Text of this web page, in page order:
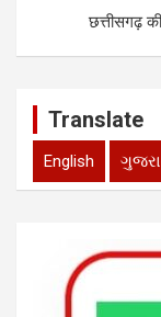
p
k
छत्तीसगढ़
Translate
English